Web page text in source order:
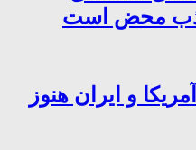
محض است
و ایران هنوز